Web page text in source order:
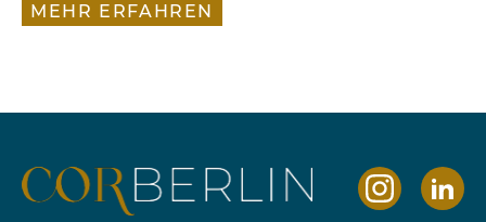
MEHR ERFAHREN